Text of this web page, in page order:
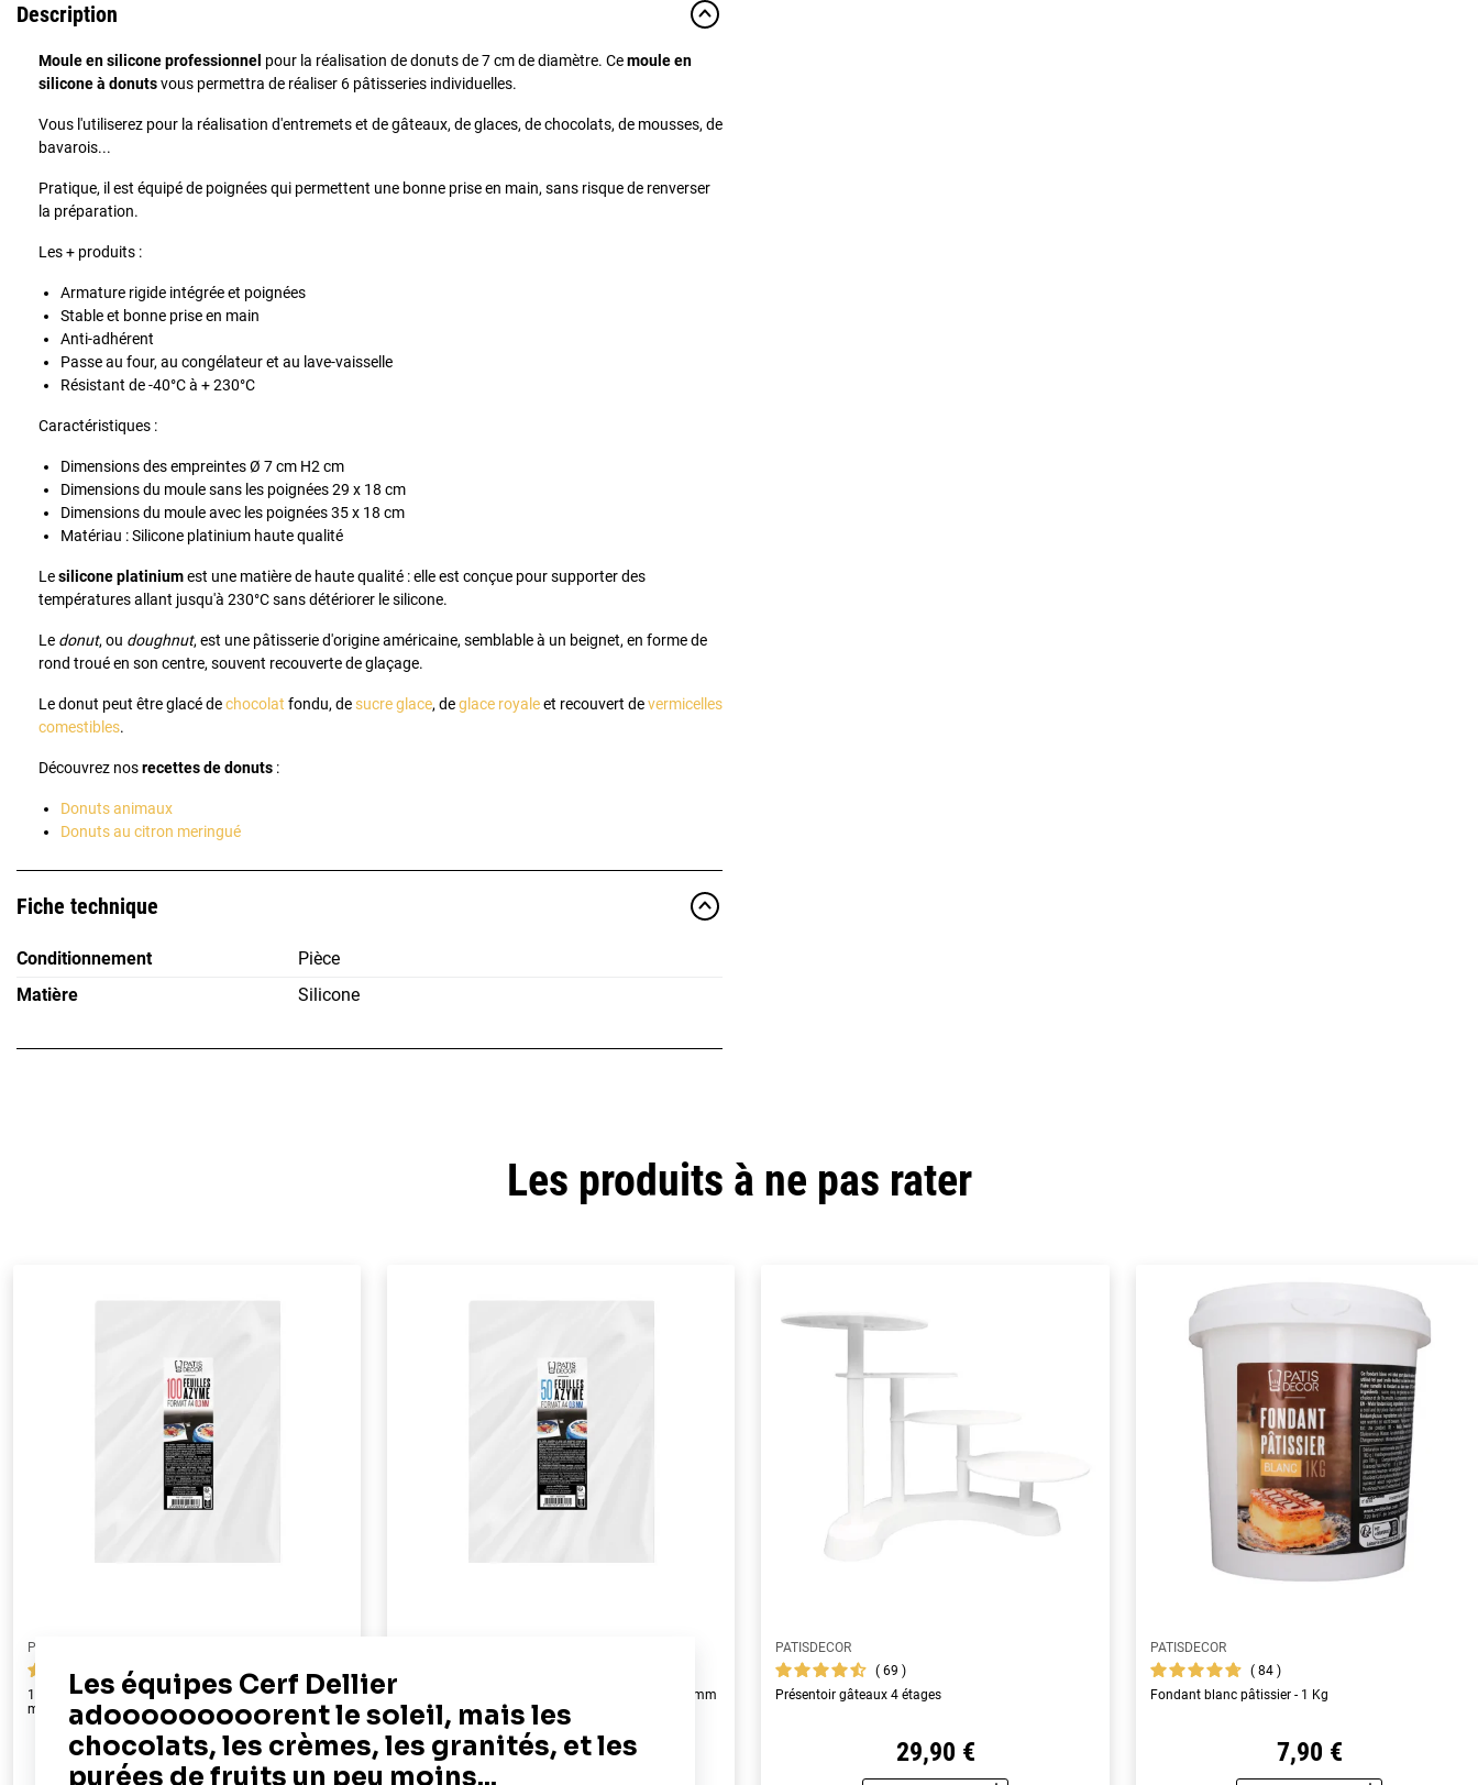
Description
Moule en silicone professionnel pour la réalisation de donuts de 7 cm de diamètre. Cemoule en
silicone à donutsvous permettra de réaliser 6 pâtisseries individuelles.
Vous l'utiliserez pour la réalisation d'entremets et de gâteaux, de glaces, de chocolats, de mousses, de
bavarois...
Pratique, il est équipé de poignées qui permettent une bonne prise en main, sans risque de renverser
la préparation.
Les + produits :
Armature rigide intégrée et poignées
Stable et bonne prise en main
Anti-adhérent
Passe au four, au congélateur et au lave-vaisselle
Résistant de -40°C à + 230°C
Caractéristiques :
Dimensions des empreintes Ø 7 cm H2 cm
Dimensions du moule sans les poignées 29 x 18 cm
Dimensions du moule avec les poignées 35 x 18 cm
Matériau : Silicone platinium haute qualité
Lesilicone platiniumest une matière de haute qualité : elle est conçue pour supporter des
températures allant jusqu'à 230°C sans détériorer le silicone.
Le donut, ou doughnut, est une pâtisserie d'origine américaine, semblable à un beignet, en forme de
rond troué en son centre, souvent recouverte de glaçage.
Le donut peut être glacé dechocolat fondu, de sucre glace, deglace royaleet recouvert devermicelles
comestibles.
Découvrez nosrecettes de donuts :
Donuts animaux
Donuts au citron meringué
Fiche technique
Conditionnement
Pièce
Matière
Silicone
Les produits à ne pas rater
PATISDECOR
100 feuilles azyme alimentaires A4 - épaisseur 0,3
mm
22,90 €
50 feuilles azyme alimentaires A4 - épaisseur 0,6 mm
19,90 €
PATISDECOR
69
Présentoir gâteaux 4 étages
29,90 €
PATISDECOR
84
Fondant blanc pâtissier - 1 Kg
7,90 €